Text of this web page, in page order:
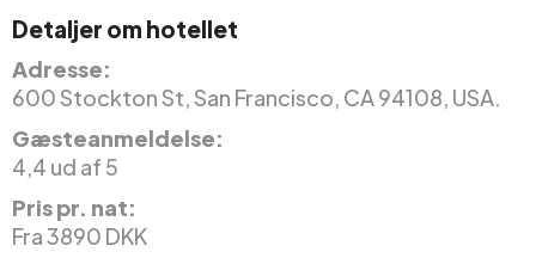
Detaljer om hotellet
Adresse:
600 Stockton St, San Francisco, CA 94108, USA.
Gæsteanmeldelse:
4,4 ud af 5
Pris pr. nat:
Fra 3890 DKK